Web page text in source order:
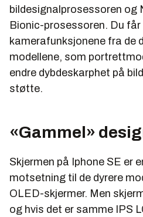
bildesignalprosessoren og
Bionic-prosessoren. Du
kamerafunksjonene fra de
modellene, som
endre dybdeskarphet på
støtte.
«Gammel»
Skjermen på Iphone SE er
motsetning til de dyrere
OLED-skjermer. Men
og hvis det er samme IPS